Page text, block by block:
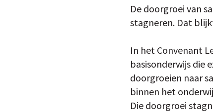
De doorgroei van
stagneren. Dat
In het Convenant
basisonderwijs die
doorgroeien naar
binnen het
Die doorgroei